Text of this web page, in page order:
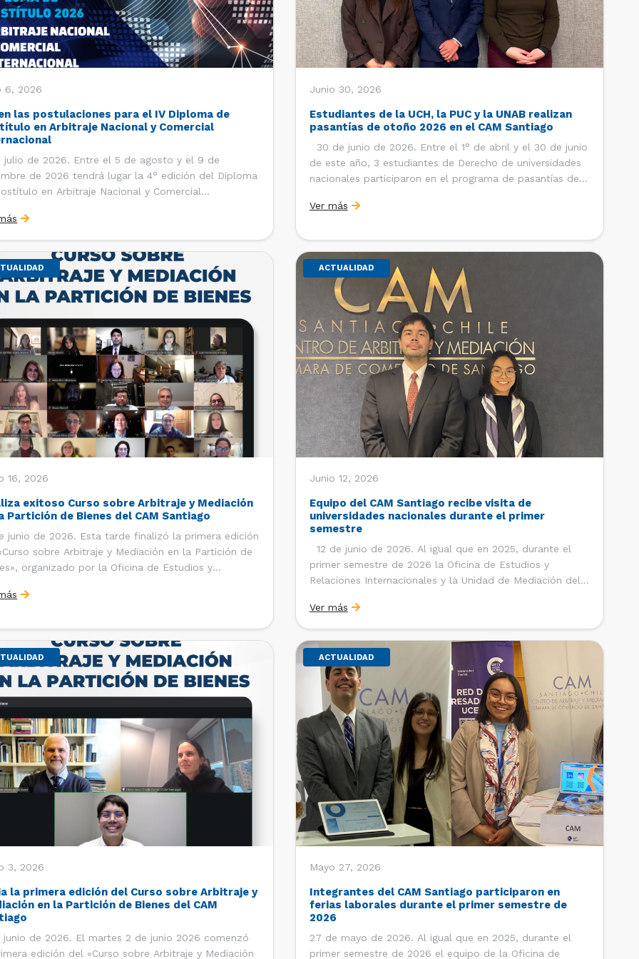
6, 2026
las postulaciones para el IV Diploma de
en Arbitraje Nacional y Comercial
julio de 2026. Entre el 5 de agosto y el 9 de
de 2026 tendrá lugar la 4° edición del Diploma
en Arbitraje Nacional y Comercial
Internacional de la Facultad de Derecho de la
de Chile y […]
Junio 30, 2026
Estudiantes de la UCH, la PUC y la UNAB realizan
pasantías de otoño 2026 en el CAM Santiago
30 de junio de 2026. Entre el 1° de abril y el 30 de junio
de este año, 3 estudiantes de Derecho de universidades
nacionales participaron en el programa de pasantías del
Comercio de Santiago (CCS). Así, se realizaron […]
Ver más
16, 2026
exitoso Curso sobre Arbitraje y Mediación
Partición de Bienes del CAM Santiago
junio de 2026. Esta tarde finalizó la primera edición
sobre Arbitraje y Mediación en la Partición de
organizado por la Oficina de Estudios y
(CAM) de la Cámara de Comercio de Santiago
ACTUALIDAD
Junio 12, 2026
Equipo del CAM Santiago recibe visita de
universidades nacionales durante el primer
semestre
12 de junio de 2026. Al igual que en 2025, durante el
primer semestre de 2026 la Oficina de Estudios y
Relaciones Internacionales y la Unidad de Mediación del
Comercio de Santiago (CCS) han recibido la visita de
estudiantes de […]
Ver más
3, 2026
la primera edición del Curso sobre Arbitraje y
en la Partición de Bienes del CAM
junio de 2026. El martes 2 de junio 2026 comenzó
edición del «Curso sobre Arbitraje y Mediación
ACTUALIDAD
Mayo 27, 2026
Integrantes del CAM Santiago participaron en
ferias laborales durante el primer semestre de
2026
27 de mayo de 2026. Al igual que en 2025, durante el
primer semestre de 2026 el equipo de la Oficina de